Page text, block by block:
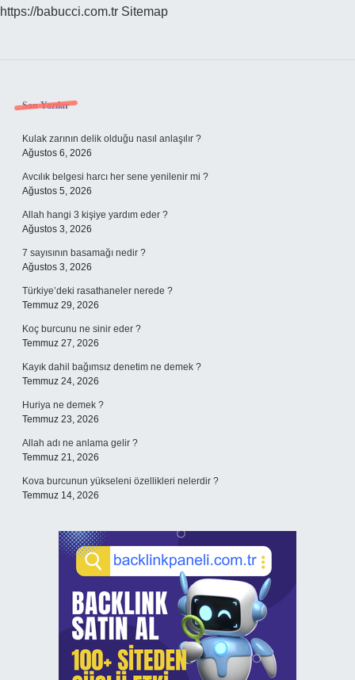
https://babucci.com.tr Sitemap
Sidebar
Son Yazılar
Kulak zarının delik olduğu nasıl anlaşılır ?
Ağustos 6, 2026
Avcılık belgesi harcı her sene yenilenir mi ?
Ağustos 5, 2026
Allah hangi 3 kişiye yardım eder ?
Ağustos 3, 2026
7 sayısının basamağı nedir ?
Ağustos 3, 2026
Türkiye’deki rasathaneler nerede ?
Temmuz 29, 2026
Koç burcunu ne sinir eder ?
Temmuz 27, 2026
Kayık dahil bağımsız denetim ne demek ?
Temmuz 24, 2026
Huriya ne demek ?
Temmuz 23, 2026
Allah adı ne anlama gelir ?
Temmuz 21, 2026
Kova burcunun yükseleni özellikleri nelerdir ?
Temmuz 14, 2026